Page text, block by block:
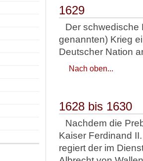
1629
Der schwedische
genannten) Krieg
Deutscher Nation
Nach oben...
1628 bis 1630
Nachdem die
Kaiser Ferdinand
regiert der im